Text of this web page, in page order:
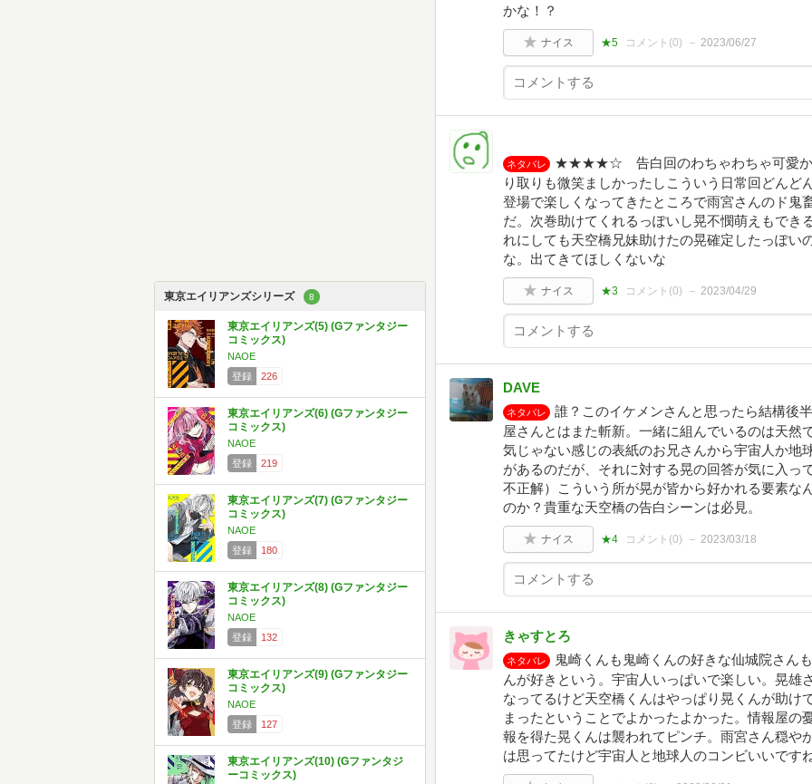
東京エイリアンズシリーズ 8
東京エイリアンズ(5) (Gファンタジー
コミックス)
NAOE
登録
226
東京エイリアンズ(6) (Gファンタジー
コミックス)
NAOE
登録
219
東京エイリアンズ(7) (Gファンタジー
コミックス)
NAOE
登録
180
東京エイリアンズ(8) (Gファンタジー
コミックス)
NAOE
登録
132
東京エイリアンズ(9) (Gファンタジー
コミックス)
NAOE
登録
127
東京エイリアンズ(10) (Gファンタジ
ーコミックス)
かな！？
ナイス ★5 コメント(0) 2023/06/27
ネタバレ
★★★★☆ 告白回のわちゃわちゃ可愛か
り取りも微笑ましかったしこういう日常回どんど
登場で楽しくなってきたところで雨宮さんのド鬼
だ。次巻助けてくれるっぽいし晃不憫萌えもでき
れにしても天空橋兄妹助けたの晃確定したっぽい
な。出てきてほしくないな
ナイス ★3 コメント(0) 2023/04/29
DAVE
ネタバレ
誰？このイケメンさんと思ったら結構後
屋さんとはまた斬新。一緒に組んでいるのは天然
気じゃない感じの表紙のお兄さんから宇宙人か地
があるのだが、それに対する晃の回答が気に入っ
不正解）こういう所が晃が皆から好かれる要素な
のか？貴重な天空橋の告白シーンは必見。
ナイス ★4 コメント(0) 2023/03/18
きゃすとろ
ネタバレ
鬼崎くんも鬼崎くんの好きな仙城院さん
んが好きという。宇宙人いっぱいで楽しい。晃雄
なってるけど天空橋くんはやっぱり晃くんが助け
まったということでよかったよかった。情報屋の
報を得た晃くんは襲われてピンチ。雨宮さん穏や
は思ってたけど宇宙人と地球人のコンビいいです